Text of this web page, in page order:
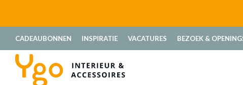
CADEAUBONNEN INSPIRATIE VACATURES BEZOEK &